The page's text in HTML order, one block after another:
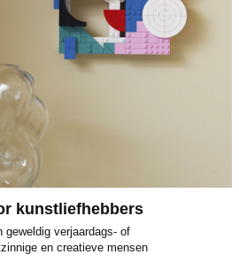
kunstliefhebbers
verjaardags- of
en creatieve mensen